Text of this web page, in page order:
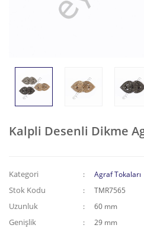
Kalpli Desenli Dikme
Kategori Agraf Tokaları
Stok Kodu TMR7565
Uzunluk 60 mm
Genişlik 29 mm
Püskül-Sallantı Tokalar
Kıstırma Tokalar
Zincirli Aksesuarlar